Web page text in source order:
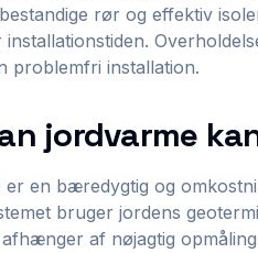
rør og effektiv
installationstiden.
problemfri installation.
jordvarme
en bæredygtig og
bruger jordens
af nøjagtig